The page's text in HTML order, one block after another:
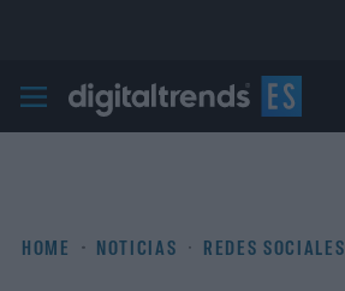
Digital Trends Español
HOME NOTICIAS REDES SOCIALES